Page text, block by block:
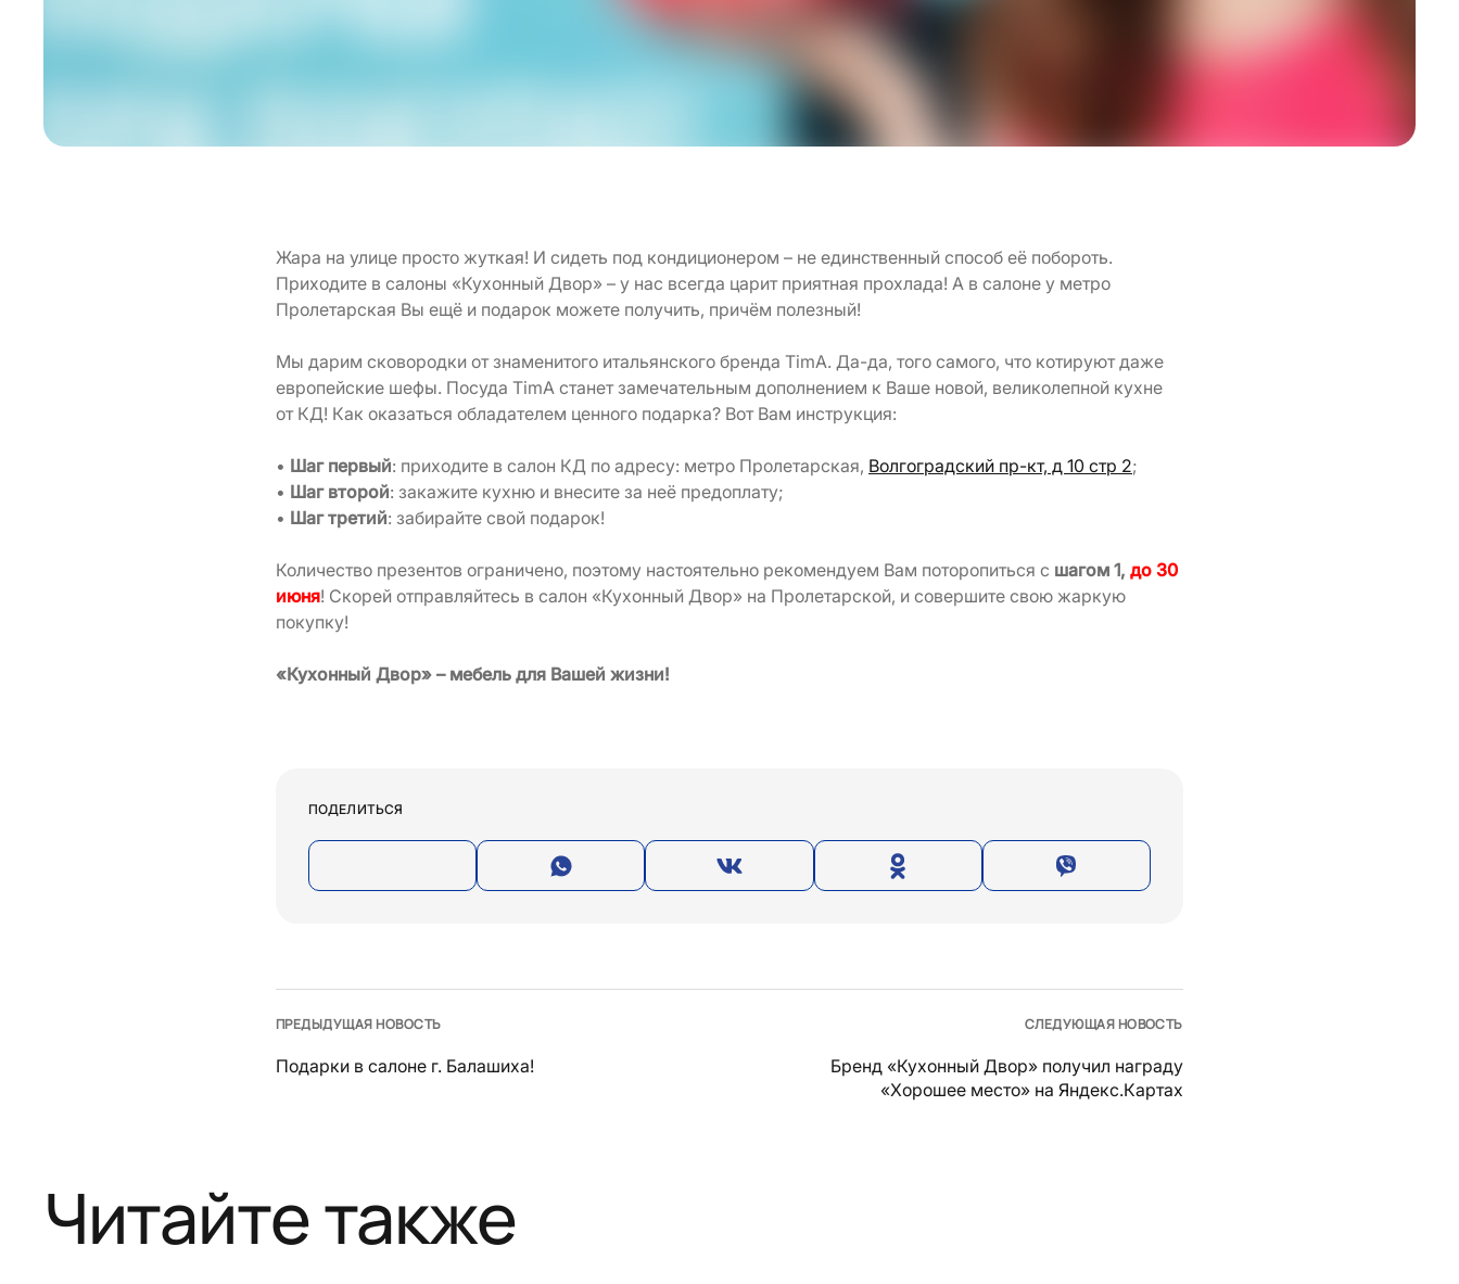
Жара на улице просто жуткая! И сидеть под кондиционером – не единственный способ её побороть.
Приходите в салоны «Кухонный Двор» – у нас всегда царит приятная прохлада! А в салоне у метро
Пролетарская Вы ещё и подарок можете получить, причём полезный!
Мы дарим сковородки от знаменитого итальянского бренда TimA. Да-да, того самого, что котируют даже
европейские шефы. Посуда TimA станет замечательным дополнением к Ваше новой, великолепной кухне
от КД! Как оказаться обладателем ценного подарка? Вот Вам инструкция:
• Шаг первый: приходите в салон КД по адресу: метро Пролетарская, Волгоградский пр-кт, д 10 стр 2;
• Шаг второй: закажите кухню и внесите за неё предоплату;
• Шаг третий: забирайте свой подарок!
Количество презентов ограничено, поэтому настоятельно рекомендуем Вам поторопиться с шагом 1, до 30
июня! Скорей отправляйтесь в салон «Кухонный Двор» на Пролетарской, и совершите свою жаркую
покупку!
«Кухонный Двор» – мебель для Вашей жизни!
ПОДЕЛИТЬСЯ
ПРЕДЫДУЩАЯ НОВОСТЬ
Подарки в салоне г. Балашиха!
СЛЕДУЮЩАЯ НОВОСТЬ
Бренд «Кухонный Двор» получил награду
«Хорошее место» на Яндекс.Картах
Читайте также